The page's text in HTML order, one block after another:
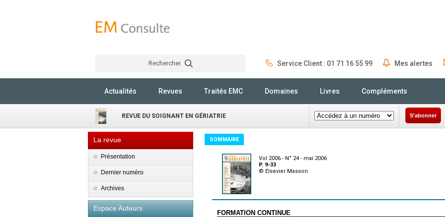
Rechercher Service Client : 01 71 16 55 99 Mes alertes
Actualités Revues Traités EMC Domaines Livres Compléments
REVUE DU SOIGNANT EN GÉRIATRIE S'abonner
La revue
Présentation
Dernier numéro
Archives
Espace Auteurs
SOMMAIRE
Vol 2006 - N° 24 - mai 2006
P. 9-33
© Elsevier Masson
FORMATION CONTINUE